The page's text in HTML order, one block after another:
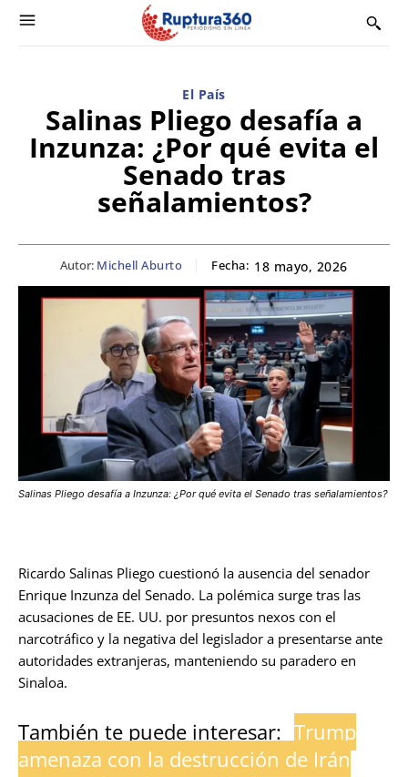
El País
Salinas Pliego desafía a
Inzunza: ¿Por qué evita el
Senado tras
señalamientos?
Autor: Michell Aburto Fecha: 18 mayo, 2026
Salinas Pliego desafía a Inzunza: ¿Por qué evita el Senado tras señalamientos?
Ricardo Salinas Pliego cuestionó la ausencia del senador
Enrique Inzunza del Senado. La polémica surge tras las
acusaciones de EE. UU. por presuntos nexos con el
narcotráfico y la negativa del legislador a presentarse ante
autoridades extranjeras, manteniendo su paradero en
Sinaloa.
También te puede interesar: Trump
amenaza con la destrucción de Irán